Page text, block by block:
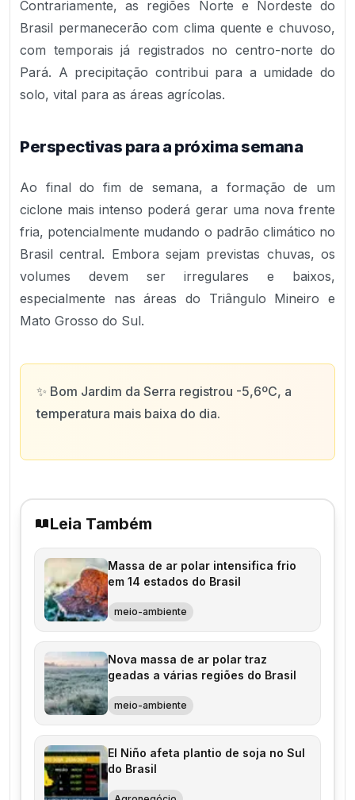
Contrariamente, as regiões Norte e Nordeste do
Brasil permanecerão com clima quente e chuvoso,
com temporais já registrados no centro-norte do
Pará. A precipitação contribui para a umidade do
solo, vital para as áreas agrícolas.
Perspectivas para a próxima semana
Ao final do fim de semana, a formação de um
ciclone mais intenso poderá gerar uma nova frente
fria, potencialmente mudando o padrão climático no
Brasil central. Embora sejam previstas chuvas, os
volumes devem ser irregulares e baixos,
especialmente nas áreas do Triângulo Mineiro e
Mato Grosso do Sul.
✨ Bom Jardim da Serra registrou -5,6ºC, a
temperatura mais baixa do dia.
Leia Também
Massa de ar polar intensifica frio
em 14 estados do Brasil
meio-ambiente
Nova massa de ar polar traz
geadas a várias regiões do Brasil
meio-ambiente
El Niño afeta plantio de soja no Sul
do Brasil